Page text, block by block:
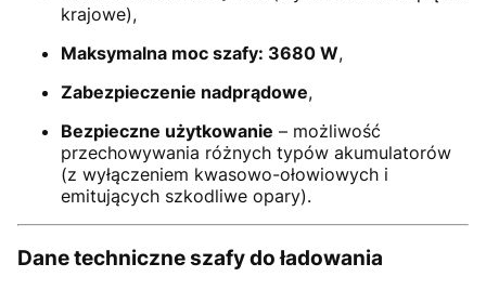
krajowe),
Maksymalna moc szafy: 3680 W,
Zabezpieczenie nadprądowe,
Bezpieczne użytkowanie – możliwość
przechowywania różnych typów akumulatorów
(z wyłączeniem kwasowo-ołowiowych i
emitujących szkodliwe opary).
Dane techniczne szafy do ładowania